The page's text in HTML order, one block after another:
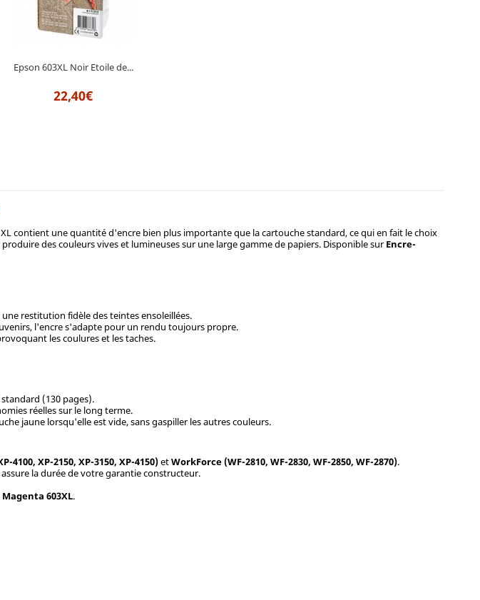
Epson 603XL Noir Etoile de...
22,40€
contient une quantité d'encre bien plus importante que la cartouche standard, ce qui en fait le choix
des couleurs vives et lumineuses sur une large gamme de papiers. Disponible surEncre-
restitution fidèle des teintes ensoleillées.
l'encre s'adapte pour un rendu toujours propre.
les coulures et les taches.
(130 pages).
réelles sur le long terme.
jaune lorsqu'elle est vide, sans gaspiller les autres couleurs.
4100, XP-2150, XP-3150, XP-4150)etWorkForce (WF-2810, WF-2830, WF-2850, WF-2870).
la durée de votre garantie constructeur.
603XL.